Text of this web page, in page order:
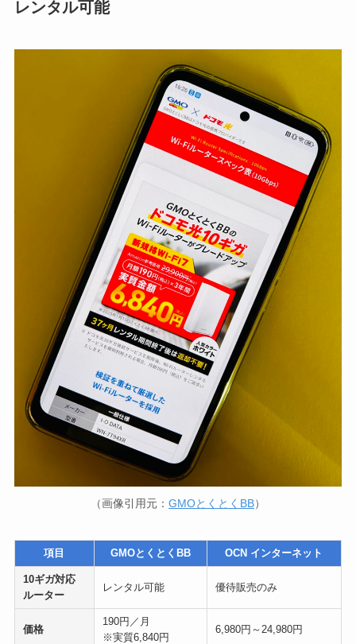
レンタル可能
（画像引用元： GMOとくとくBB）
項目 GMOとくとくBB OCN インターネット
10ギガ対応
ルーター
レンタル可能 優待販売のみ
価格
190円／月
※実質6,840円
6,980円～24,980円